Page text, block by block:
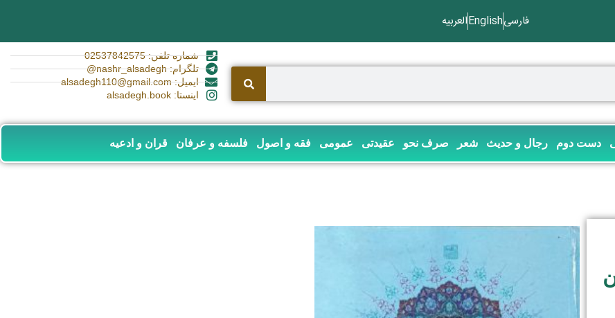
فارسیEnglishالعربیه
شماره تلفن: 02537842575
تلگرام: nashr_alsadegh@
ایمیل: alsadegh110@gmail.com
اینستا: alsadegh.book
دست دوم رجال و حدیث شعر صرف نحو عقیدتی عمومی فقه و اصول فلسفه و عرفان قران و ادعیه